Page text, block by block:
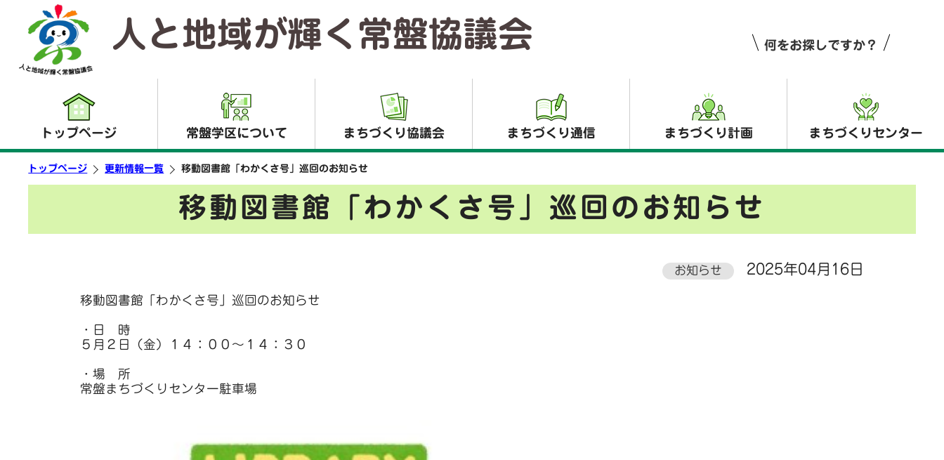
人と地域が輝く常盤協議会 何をお探しですか？
トップページ 常盤学区について まちづくり協議会 まちづくり通信 まちづくり計画 まちづくりセンター
トップページ 更新情報一覧 移動図書館「わかくさ号」巡回のお知らせ
移動図書館「わかくさ号」巡回のお知らせ
お知らせ 2025年04月16日
移動図書館「わかくさ号」巡回のお知らせ
・日 時
５月２日（金）１４：００～１４：３０
・場 所
常盤まちづくりセンター駐車場